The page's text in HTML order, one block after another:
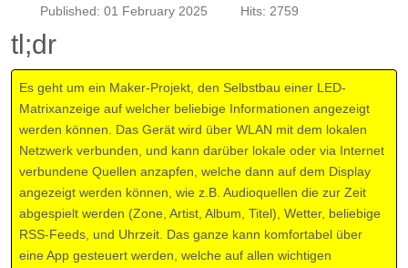
Published: 01 February 2025
Hits: 2759
tl;dr
Es geht um ein Maker-Projekt, den Selbstbau einer LED-
Matrixanzeige auf welcher beliebige Informationen angezeigt
werden können. Das Gerät wird über WLAN mit dem lokalen
Netzwerk verbunden, und kann darüber lokale oder via Internet
verbundene Quellen anzapfen, welche dann auf dem Display
angezeigt werden können, wie z.B. Audioquellen die zur Zeit
abgespielt werden (Zone, Artist, Album, Titel), Wetter, beliebige
RSS-Feeds, und Uhrzeit. Das ganze kann komfortabel über
eine App gesteuert werden, welche auf allen wichtigen